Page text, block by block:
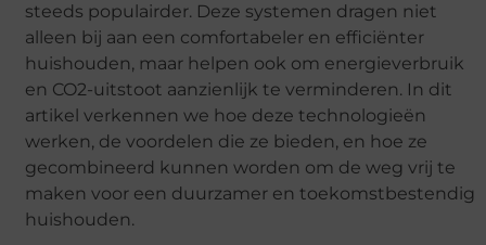
steeds populairder. Deze systemen dragen niet
alleen bij aan een comfortabeler en efficiënter
huishouden, maar helpen ook om energieverbruik
en CO2-uitstoot aanzienlijk te verminderen. In dit
artikel verkennen we hoe deze technologieën
werken, de voordelen die ze bieden, en hoe ze
gecombineerd kunnen worden om de weg vrij te
maken voor een duurzamer en toekomstbestendig
huishouden.